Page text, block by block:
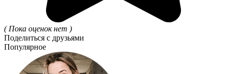
( Пока оценок нет )
Поделиться с друзьями
Популярное